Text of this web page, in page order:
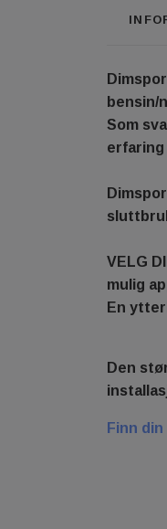
bensin/
Som
erfaring
VELG
mulig
En
Den
Finn